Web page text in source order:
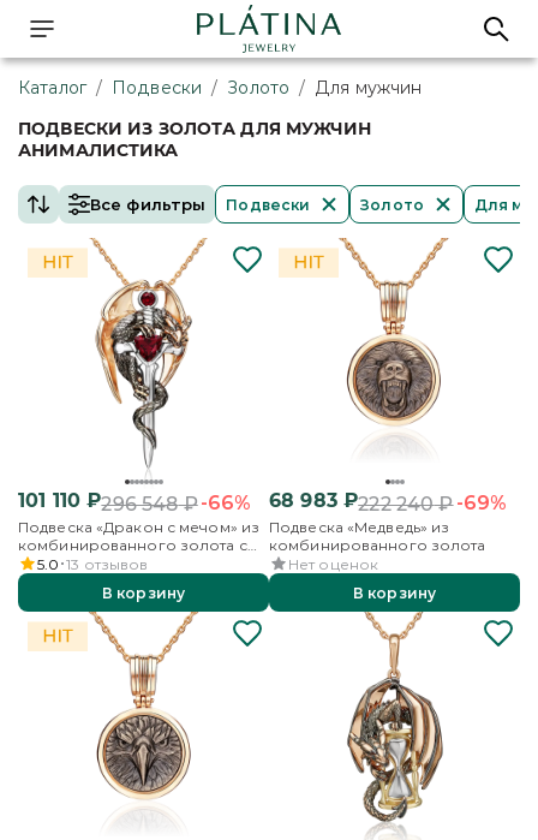
Каталог / Подвески / Золото / Для мужчин
ПОДВЕСКИ ИЗ ЗОЛОТА ДЛЯ МУЖЧИН
АНИМАЛИСТИКА
Все фильтры Подвески Золото Для
101 110 ₽296 548₽-66%
Подвеска «Дракон с мечом» из
комбинированного золота с
гранатами
5.0 13 отзывов
В корзину
68 983₽222 240₽-69%
Подвеска «Медведь» из
комбинированного золота
Нет оценок
В корзину